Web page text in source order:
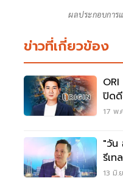
ผลประกอบการ
ข่าวที่เกี่ยวข้อง
ปิด
เจ็ก
17 พ
"วัน
รีเท
13 มิ